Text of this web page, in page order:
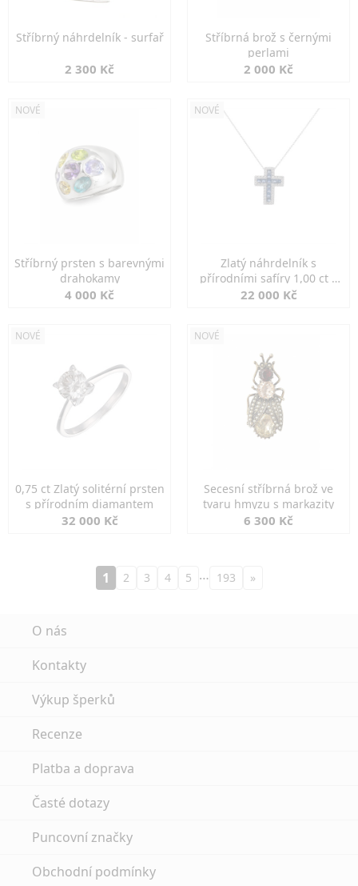
Stříbrný náhrdelník - surfař
2 300 Kč
Stříbrná brož s černými
perlami
2 000 Kč
NOVÉ
Stříbrný prsten s barevnými
drahokamy
4 000 Kč
NOVÉ
Zlatý náhrdelník s
přírodními safíry 1,00 ct a
diamanty
22 000 Kč
NOVÉ
0,75 ct Zlatý solitérní prsten
s přírodním diamantem
32 000 Kč
NOVÉ
Secesní stříbrná brož ve
tvaru hmyzu s markazity
6 300 Kč
1 2 3 4 5 … 193 »
O nás
Kontakty
Výkup šperků
Recenze
Platba a doprava
Časté dotazy
Puncovní značky
Obchodní podmínky